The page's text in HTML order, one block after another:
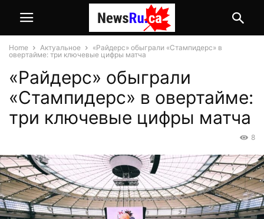
Home Актуальное
«Райдерс» обыграли «Стампидерс» в
овертайме: три ключевые цифры матча
«Райдерс» обыграли
«Стампидерс» в овертайме:
три ключевые цифры матча
8